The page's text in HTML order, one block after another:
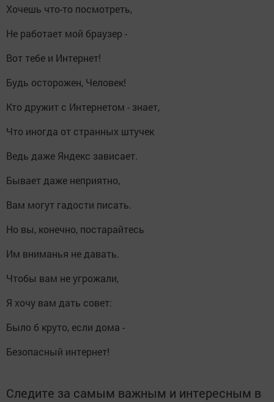
Хочешь что-то посмотреть,
Не работает мой браузер -
Вот тебе и Интернет!
Будь осторожен, Человек!
Кто дружит с Интернетом - знает,
Что иногда от странных штучек
Ведь даже Яндекс зависает.
Бывает даже неприятно,
Вам могут гадости писать.
Но вы, конечно, постарайтесь
Им вниманья не давать.
Чтобы вам не угрожали,
Я хочу вам дать совет:
Было б круто, если дома -
Безопасный интернет!
Следите за самым важным и интересным в